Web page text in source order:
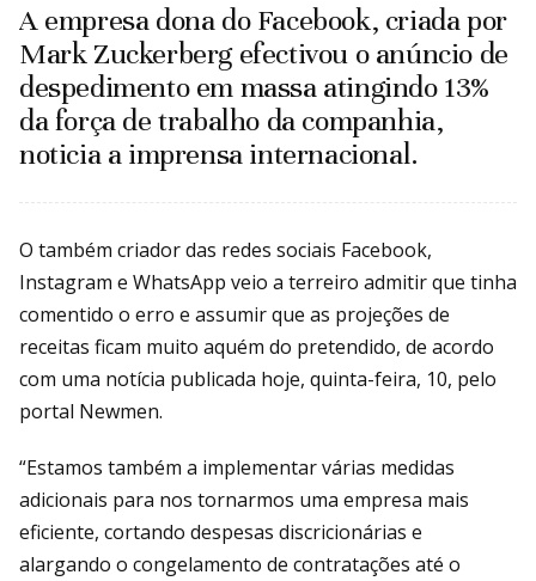
A empresa dona do Facebook, criada por
Mark Zuckerberg efectivou o anúncio de
despedimento em massa atingindo 13%
da força de trabalho da companhia,
noticia a imprensa internacional.
O também criador das redes sociais Facebook,
Instagram e WhatsApp veio a terreiro admitir que tinha
comentido o erro e assumir que as projeções de
receitas ficam muito aquém do pretendido, de acordo
com uma notícia publicada hoje, quinta-feira, 10, pelo
portal Newmen.
“Estamos também a implementar várias medidas
adicionais para nos tornarmos uma empresa mais
eficiente, cortando despesas discricionárias e
alargando o congelamento de contratações até o